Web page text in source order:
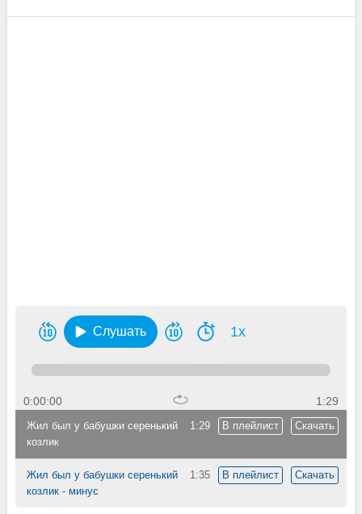
Слушать 1x
0:00:00 1:29
1:29 В плейлист Скачать
Жил был у бабушки серенький
козлик
1:35 В плейлист Скачать
Жил был у бабушки серенький
козлик - минус